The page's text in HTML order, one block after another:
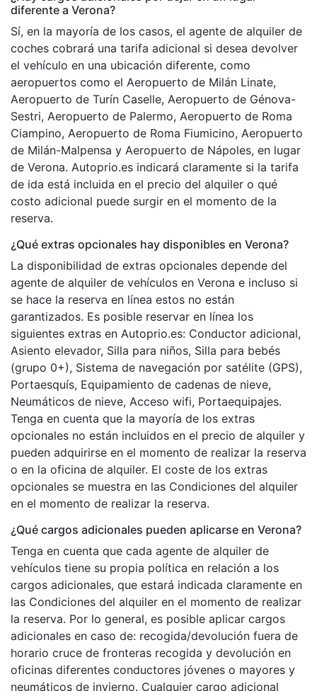
diferente a Verona?
Sí, en la mayoría de los casos, el agente de alquiler de
coches cobrará una tarifa adicional si desea devolver
el vehículo en una ubicación diferente, como
aeropuertos como el Aeropuerto de Milán Linate,
Aeropuerto de Turín Caselle, Aeropuerto de Génova-
Sestri, Aeropuerto de Palermo, Aeropuerto de Roma
Ciampino, Aeropuerto de Roma Fiumicino, Aeropuerto
de Milán-Malpensa y Aeropuerto de Nápoles, en lugar
de Verona. Autoprio.es indicará claramente si la tarifa
de ida está incluida en el precio del alquiler o qué
costo adicional puede surgir en el momento de la
reserva.
¿Qué extras opcionales hay disponibles en Verona?
La disponibilidad de extras opcionales depende del
agente de alquiler de vehículos en Verona e incluso si
se hace la reserva en línea estos no están
garantizados. Es posible reservar en línea los
siguientes extras en Autoprio.es: Conductor adicional,
Asiento elevador, Silla para niños, Silla para bebés
(grupo 0+), Sistema de navegación por satélite (GPS),
Portaesquís, Equipamiento de cadenas de nieve,
Neumáticos de nieve, Acceso wifi, Portaequipajes.
Tenga en cuenta que la mayoría de los extras
opcionales no están incluidos en el precio de alquiler y
pueden adquirirse en el momento de realizar la reserva
o en la oficina de alquiler. El coste de los extras
opcionales se muestra en las Condiciones del alquiler
en el momento de realizar la reserva.
¿Qué cargos adicionales pueden aplicarse en Verona?
Tenga en cuenta que cada agente de alquiler de
vehículos tiene su propia política en relación a los
cargos adicionales, que estará indicada claramente en
las Condiciones del alquiler en el momento de realizar
la reserva. Por lo general, es posible aplicar cargos
adicionales en caso de: recogida/devolución fuera de
horario cruce de fronteras recogida y devolución en
oficinas diferentes conductores jóvenes o mayores y
neumáticos de invierno. Cualquier cargo adicional